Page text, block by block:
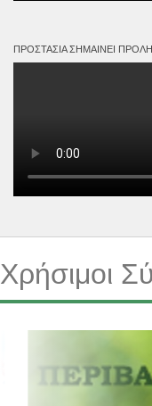
ΠΡΟΣΤΑΣΊΑ ΣΗΜΑΊΝΕΙ
Χρήσιμοι